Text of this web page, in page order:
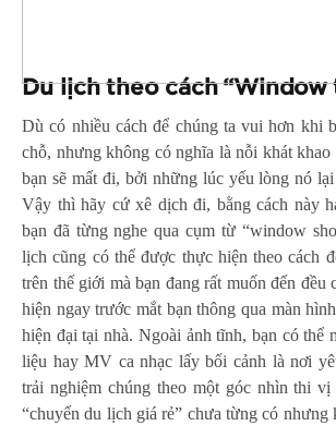
Du lịch theo cách “Window
Dù có nhiều cách để chúng ta vui hơn khi
chỗ, nhưng không có nghĩa là nỗi khát
bạn sẽ mất đi, bởi những lúc yếu lòng nó
Vậy thì hãy cứ xê dịch đi, bằng cách này
bạn đã từng nghe qua cụm từ “window
lịch cũng có thể được thực hiện theo cách
trên thế giới mà bạn đang rất muốn đến đều
hiện ngay trước mắt bạn thông qua màn
hiện đại tại nhà. Ngoài ảnh tĩnh, bạn có thể
liệu hay MV ca nhạc lấy bối cảnh là nơi
trải nghiệm chúng theo một góc nhìn thi
“chuyến du lịch giá rẻ” chưa từng có nhưng